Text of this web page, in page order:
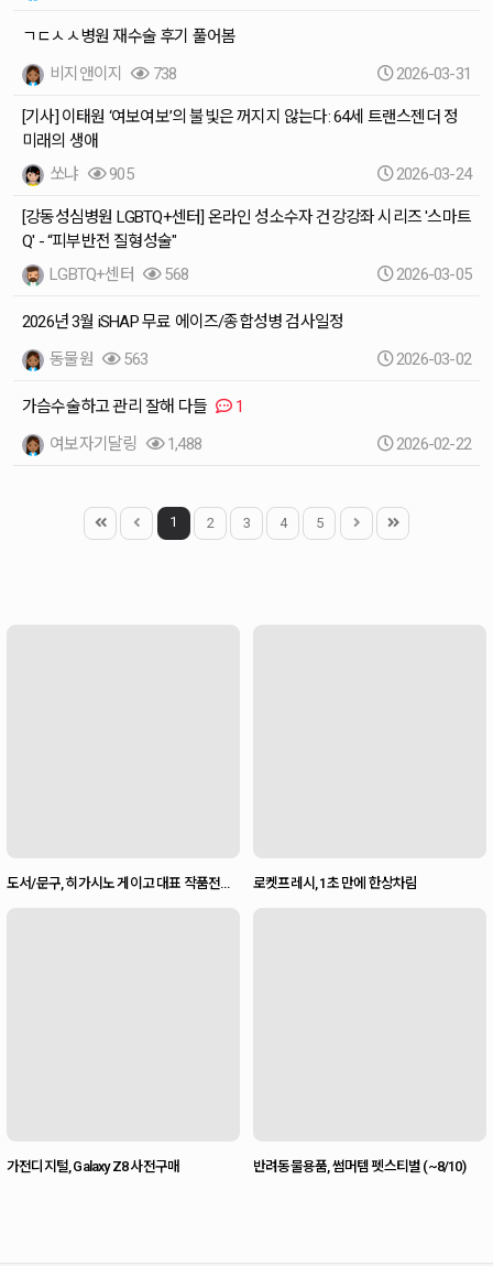
ㄱㄷㅅㅅ병원 재수술 후기 풀어봄
비지앤이지
738 2026-03-31
[기사] 이태원 ‘여보여보’의 불빛은 꺼지지 않는다: 64세 트랜스젠더 정
미래의 생애
쏘냐
905 2026-03-24
[강동성심병원 LGBTQ+센터] 온라인 성소수자 건강강좌 시리즈 '스마트
Q' - “피부반전 질형성술"
LGBTQ+센터
568 2026-03-05
2026년 3월 iSHAP 무료 에이즈/종합성병 검사일정
동물원
563 2026-03-02
가슴수술하고 관리 잘해 다들
1
여보자기달링
1,488 2026-02-22
1 2 3 4 5
도서/문구, 히가시노 게이고 대표 작품전
로켓프레시, 1초 만에 한상차림
가전디지털, Galaxy Z8 사전구매 반려동물용품, 썸머템 펫스티벌 (~8/10)